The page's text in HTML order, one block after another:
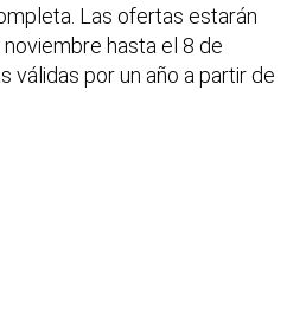
Las ofertas estarán
hasta el 8 de
válidas por un año a partir de